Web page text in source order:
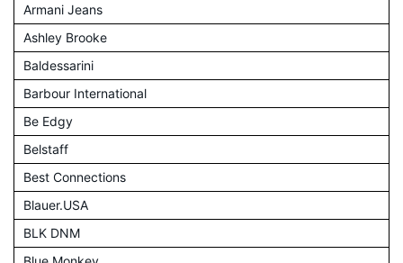
Armani Jeans
Ashley Brooke
Baldessarini
Barbour International
Be Edgy
Belstaff
Best Connections
Blauer.USA
BLK DNM